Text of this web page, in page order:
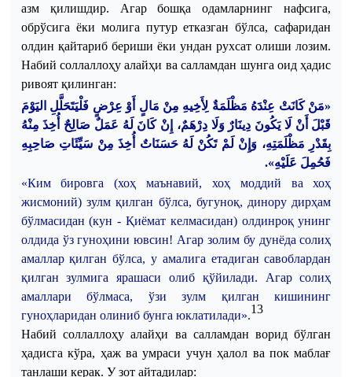
азм
қилишдир. Агар бошқа одамларнинг нафсига,
обрўсига ёки молига путур етказган бўлса,сафаридан
олдин қайтариб бериши ёки ундан рухсат олиши лозим.
Набий соллаллоҳу алайҳи ва салламдан шунга оид ҳадис
ривоят қилинган:
«مَنْ كَانَتْ عِنْدَهُ مَظْلَمَةٌ لِأَخِيهِ مِنْ مَالٍ أَوْ عِرْضٍ فَلْيَتَحَلَّلِ اليَوْمَ
قَبْلَ أَنْ لَا يَكُونَ دِينَارٌ وَلَا دِرْهَمٌ، إِنْ كَانَ لَهُ عَمَلٌ صَالِحٌ أُخِذَ مِنْهُ
بِقَدْرِ مَظْلَمَتِهِ، وَإِنْ لَمْ تَكُنْ لَهُ حَسَنَاتٌ أُخِذَ مِنْ سَيِّئَاتِ صَاحِبِهِ
فَحُمِلَ عَلَيْهِ».
«Ким бировга (хоҳ маънавий, хоҳ моддий ва
хоҳ
жисмоний) зулм қилган бўлса, бугуноқ, динору дирҳам
бўлмасидан (кун - Қиёмат келмасидан) олдинроқ унинг
олдида ўз гуноҳини ювсин! Агар золим бу дунёда солиҳ
амаллар қилган бўлса, у амалига етадиган савоблардан
қилган
зулмига ярашаси олиб қўйилади. Агар солиҳ
амаллари
бўлмаса, ўзи зулм қилган
кишининг
гуноҳларидан олиниб бунга юклатилади».13
Набий соллаллоҳу алайҳи ва салламдан ворид бўлган
ҳадисга кўра, ҳаж ва умраси учун ҳалол ва пок маблағ
танлаши керак. Узот айтадилар: